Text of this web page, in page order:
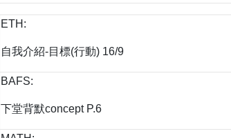
ETH:
自我介紹-目標(行動) 16/9
BAFS:
下堂背默concept P.6